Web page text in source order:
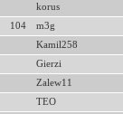
korus
104
m3g
Kamil258
Gierzi
Zalew11
TEO